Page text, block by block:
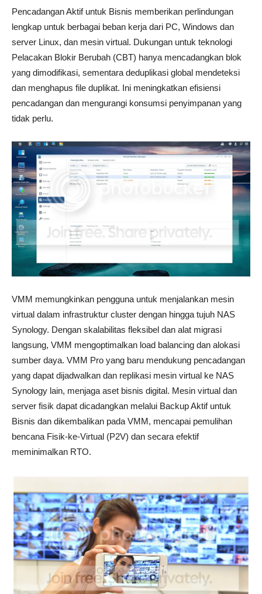
Pencadangan Aktif untuk Bisnis memberikan perlindungan
lengkap untuk berbagai beban kerja dari PC, Windows dan
server Linux, dan mesin virtual. Dukungan untuk teknologi
Pelacakan Blokir Berubah (CBT) hanya mencadangkan blok
yang dimodifikasi, sementara deduplikasi global mendeteksi
dan menghapus file duplikat. Ini meningkatkan efisiensi
pencadangan dan mengurangi konsumsi penyimpanan yang
tidak perlu.
VMM memungkinkan pengguna untuk menjalankan mesin
virtual dalam infrastruktur cluster dengan hingga tujuh NAS
Synology. Dengan skalabilitas fleksibel dan alat migrasi
langsung, VMM mengoptimalkan load balancing dan alokasi
sumber daya. VMM Pro yang baru mendukung pencadangan
yang dapat dijadwalkan dan replikasi mesin virtual ke NAS
Synology lain, menjaga aset bisnis digital. Mesin virtual dan
server fisik dapat dicadangkan melalui Backup Aktif untuk
Bisnis dan dikembalikan pada VMM, mencapai pemulihan
bencana Fisik-ke-Virtual (P2V) dan secara efektif
meminimalkan RTO.